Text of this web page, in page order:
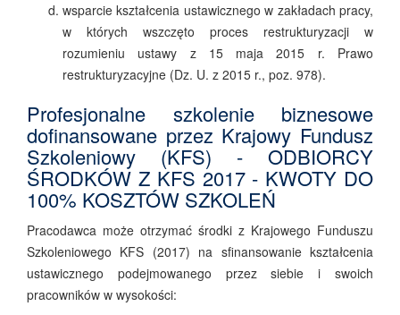
wsparcie kształcenia ustawicznego w zakładach pracy,
w których wszczęto proces restrukturyzacji w
rozumieniu ustawy z 15 maja 2015 r. Prawo
restrukturyzacyjne (Dz. U. z 2015 r., poz. 978).
Profesjonalne szkolenie biznesowe
dofinansowane przez Krajowy Fundusz
Szkoleniowy (KFS) - ODBIORCY
ŚRODKÓW Z KFS 2017 - KWOTY DO
100% KOSZTÓW SZKOLEŃ
Pracodawca może otrzymać środki z Krajowego Funduszu
Szkoleniowego KFS (2017) na sfinansowanie kształcenia
ustawicznego podejmowanego przez siebie i swoich
pracowników w wysokości: